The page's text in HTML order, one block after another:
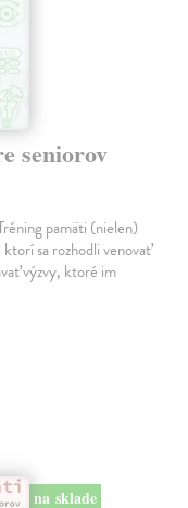
seniorov
pamäti (nielen)
sa rozhodli venovať
výzvy, ktoré im
na sklade